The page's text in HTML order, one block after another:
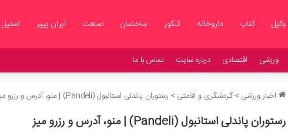
وکیل کتاب داروخانه کنکور ساختمان صنعت ایران پیپر استیل
ورزشی اقتصادی درباره سایت تماس با ما
اخبار ورزشی >گردشگری و اقامتی > رستوران پاندلی استانبول (Pandeli) | منو، آدرس و رزرو میز
رستوران پاندلی استانبول (Pandeli) | منو، آدرس و رزرو میز